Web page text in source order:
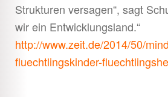
Strukturen versagen“, sagt
wir ein Entwicklungsland.“
http://www.zeit.de/2014/50/
fluechtlingskinder-